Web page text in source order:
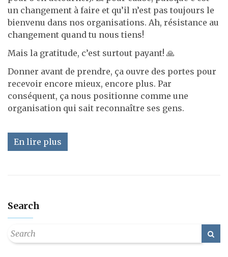
un changement à faire et qu’il n’est pas toujours le
bienvenu dans nos organisations. Ah, résistance au
changement quand tu nous tiens!
Mais la gratitude, c’est surtout payant! 🙏
Donner avant de prendre, ça ouvre des portes pour
recevoir encore mieux, encore plus. Par
conséquent, ça nous positionne comme une
organisation qui sait reconnaître ses gens.
En lire plus
Search